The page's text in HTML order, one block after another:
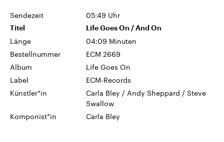
Sendezeit 05:49 Uhr
Titel Life Goes On / And On
Länge
04:09 Minuten
Bestellnummer
ECM 2669
Album
Life Goes On
Label
ECM-Records
Künstler*in
Carla Bley / Andy Sheppard / Steve
Swallow
Komponist*in
Carla Bley